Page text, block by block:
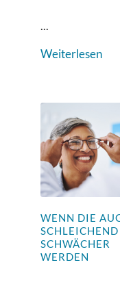
...
Weiterlesen
WENN DIE
SCHLEICHEND
SCHWÄCHER
WERDEN